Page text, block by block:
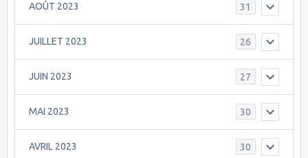
AOÛT 2023 31
JUILLET 2023 26
JUIN 2023 27
MAI 2023 30
AVRIL 2023 30